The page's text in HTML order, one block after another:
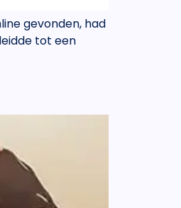
gevonden, had
tot een